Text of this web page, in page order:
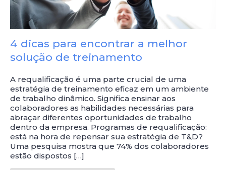
4 dicas para encontrar a melhor
solução de treinamento
A requalificação é uma parte crucial de uma
estratégia de treinamento eficaz em um ambiente
de trabalho dinâmico. Significa ensinar aos
colaboradores as habilidades necessárias para
abraçar diferentes oportunidades de trabalho
dentro da empresa. Programas de requalificação:
está na hora de repensar sua estratégia de T&D?
Uma pesquisa mostra que 74% dos colaboradores
estão dispostos […]